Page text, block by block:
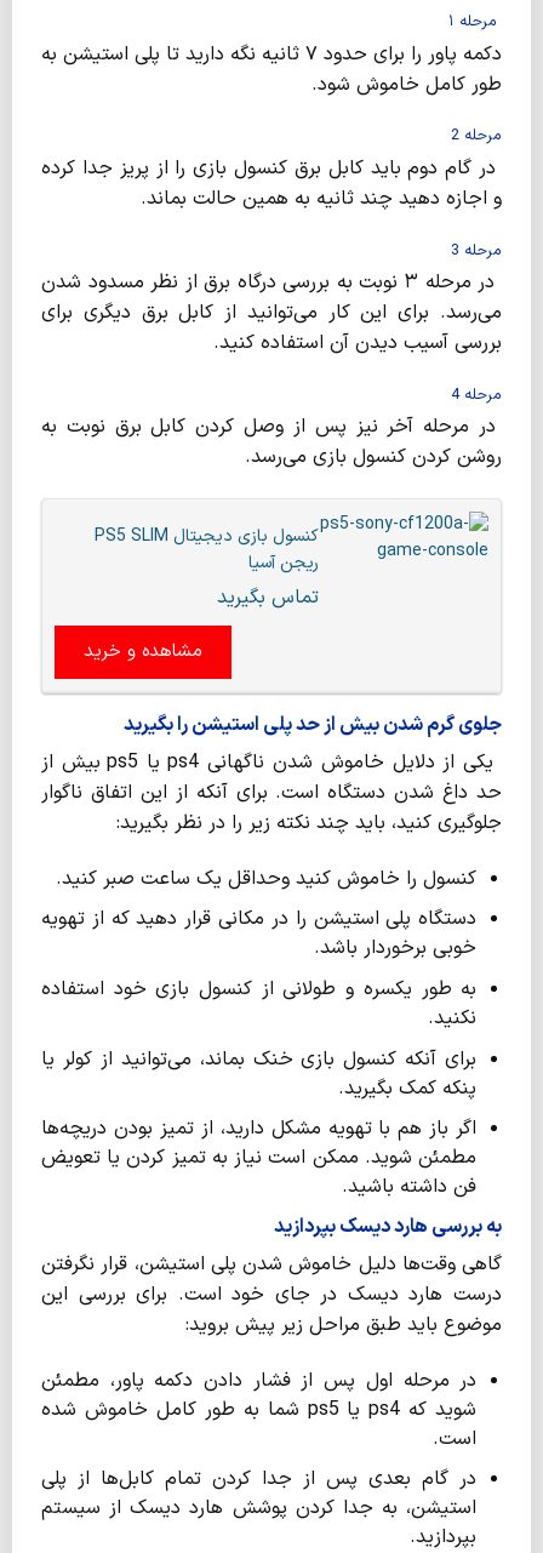
مرحله ۱
دکمه پاور را برای حدود ۷ ثانیه نگه دارید تا پلی استیشن به
طور کامل خاموش شود.
مرحله 2
در گام دوم باید کابل برق کنسول بازی را از پریز جدا کرده
و اجازه دهید چند ثانیه به همین حالت بماند.
مرحله 3
در مرحله ۳ نوبت به بررسی درگاه برق از نظر مسدود شدن
می‌رسد. برای این کار می‌توانید از کابل برق دیگری برای
بررسی آسیب دیدن آن استفاده کنید.
مرحله 4
در مرحله آخر نیز پس از وصل کردن کابل برق نوبت به
روشن کردن کنسول بازی می‌رسد.
کنسول بازی دیجیتال PS5 SLIM
ریجن آسیا
تماس بگیرید
مشاهده و خرید
جلوی گرم شدن بیش از حد پلی استیشن را بگیرید
یکی از دلایل خاموش شدن ناگهانی ps4 یا ps5 بیش از
حد داغ شدن دستگاه است. برای آنکه از این اتفاق ناگوار
جلوگیری کنید، باید چند نکته زیر را در نظر بگیرید:
کنسول را خاموش کنید وحداقل یک ساعت صبر کنید.
دستگاه پلی استیشن را در مکانی قرار دهید که از تهویه
خوبی برخوردار باشد.
به طور یکسره و طولانی از کنسول بازی خود استفاده
نکنید.
برای آنکه کنسول بازی خنک بماند، می‌توانید از کولر یا
پنکه کمک بگیرید.
اگر باز هم با تهویه مشکل دارید، از تمیز بودن دریچه‌ها
مطمئن شوید. ممکن است نیاز به تمیز کردن یا تعویض
فن داشته باشید.
به بررسی هارد دیسک بپردازید
گاهی وقت‌ها دلیل خاموش شدن پلی استیشن، قرار نگرفتن
درست هارد دیسک در جای خود است. برای بررسی این
موضوع باید طبق مراحل زیر پیش بروید:
در مرحله اول پس از فشار دادن دکمه پاور، مطمئن
شوید که ps4 یا ps5 شما به طور کامل خاموش شده
است.
در گام بعدی پس از جدا کردن تمام کابل‌ها از پلی
استیشن، به جدا کردن پوشش هارد دیسک از سیستم
بپردازید.